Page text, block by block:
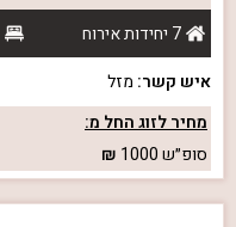
7 יחידות אירוח
איש קשר: מזל
מחיר לזוג החל מ:
סופ״ש1000